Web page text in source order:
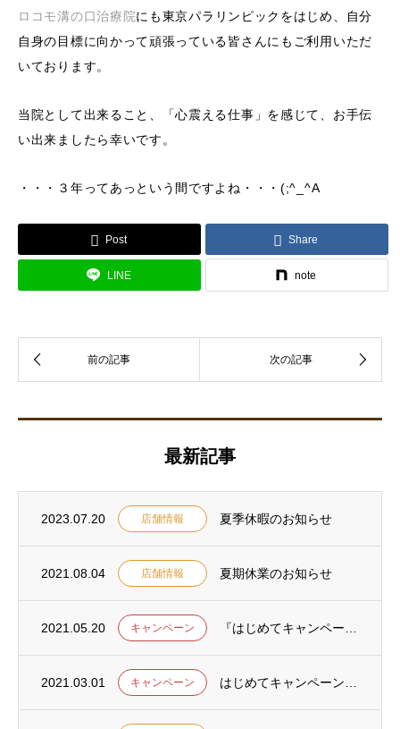
ロコモ溝の口治療院にも東京パラリンピックをはじめ、自分
自身の目標に向かって頑張っている皆さんにもご利用いただ
いております。
当院として出来ること、「心震える仕事」を感じて、お手伝
い出来ましたら幸いです。
・・・３年ってあっという間ですよね・・・(;^_^A
Post Share
LINE note
最新記事
2023.07.20 店舗情報 夏季休暇のお知らせ
2021.08.04 店舗情報 夏期休業のお知らせ
2021.05.20 キャンペーン
2021.03.01 キャンペーン